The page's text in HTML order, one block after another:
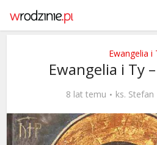
Ewangelia i
Ewangelia i Ty
8 lat temu ks. Stefan